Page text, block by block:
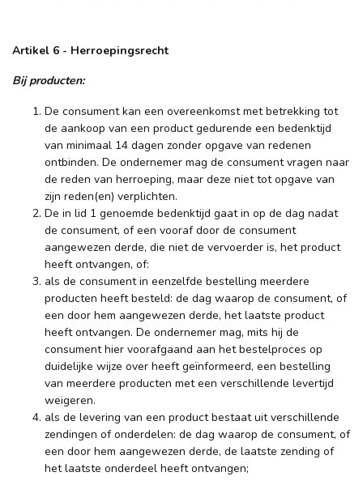
Artikel 6 - Herroepingsrecht
Bij producten:
De consument kan een overeenkomst met betrekking tot
de aankoop van een product gedurende een bedenktijd
van minimaal 14 dagen zonder opgave van redenen
ontbinden. De ondernemer mag de consument vragen naar
de reden van herroeping, maar deze niet tot opgave van
zijn reden(en) verplichten.
De in lid 1 genoemde bedenktijd gaat in op de dag nadat
de consument, of een vooraf door de consument
aangewezen derde, die niet de vervoerder is, het product
heeft ontvangen, of:
als de consument in eenzelfde bestelling meerdere
producten heeft besteld: de dag waarop de consument, of
een door hem aangewezen derde, het laatste product
heeft ontvangen. De ondernemer mag, mits hij de
consument hier voorafgaand aan het bestelproces op
duidelijke wijze over heeft geïnformeerd, een bestelling
van meerdere producten met een verschillende levertijd
weigeren.
als de levering van een product bestaat uit verschillende
zendingen of onderdelen: de dag waarop de consument, of
een door hem aangewezen derde, de laatste zending of
het laatste onderdeel heeft ontvangen;